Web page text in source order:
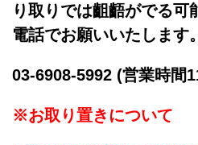
り取りでは齟齬がでる可
電話でお願いいたします。
03-6908-5992 (営業時間
※お取り置きについて